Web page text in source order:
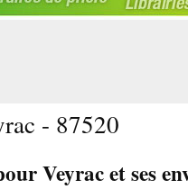
- 87520
Veyrac et ses